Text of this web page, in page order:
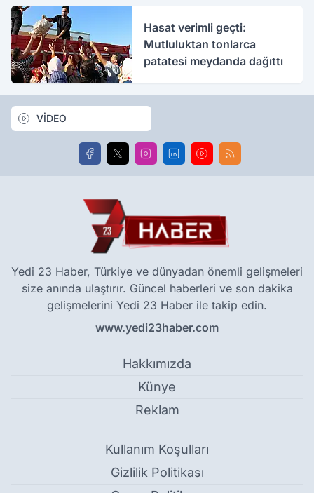
Hasat verimli geçti:
Mutluluktan tonlarca
patatesi meydanda dağıttı
VİDEO
Yedi 23 Haber, Türkiye ve dünyadan önemli gelişmeleri
size anında ulaştırır. Güncel haberleri ve son dakika
gelişmelerini Yedi 23 Haber ile takip edin.
www.yedi23haber.com
Hakkımızda
Künye
Reklam
Kullanım Koşulları
Gizlilik Politikası